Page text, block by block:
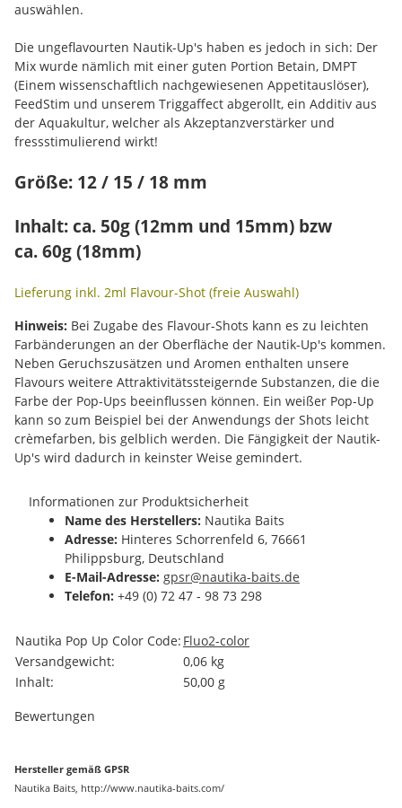
auswählen.
Die ungeflavourten Nautik-Up's haben es jedoch in sich: Der
Mix wurde nämlich mit einer guten Portion Betain, DMPT
(Einem wissenschaftlich nachgewiesenen Appetitauslöser),
FeedStim und unserem Triggaffect abgerollt, ein Additiv aus
der Aquakultur, welcher als Akzeptanzverstärker und
fressstimulierend wirkt!
Größe: 12 / 15 / 18 mm
Inhalt: ca. 50g (12mm und 15mm) bzw
ca. 60g (18mm)
Lieferung inkl. 2ml Flavour-Shot (freie Auswahl)
Hinweis: Bei Zugabe des Flavour-Shots kann es zu leichten
Farbänderungen an der Oberfläche der Nautik-Up's kommen.
Neben Geruchszusätzen und Aromen enthalten unsere
Flavours weitere Attraktivitätssteigernde Substanzen, die die
Farbe der Pop-Ups beeinflussen können. Ein weißer Pop-Up
kann so zum Beispiel bei der Anwendungs der Shots leicht
crèmefarben, bis gelblich werden. Die Fängigkeit der Nautik-
Up's wird dadurch in keinster Weise gemindert.
Informationen zur Produktsicherheit
Name des Herstellers: Nautika Baits
Adresse: Hinteres Schorrenfeld 6, 76661
Philippsburg, Deutschland
E-Mail-Adresse: gpsr@nautika-baits.de
Telefon: +49 (0) 72 47 - 98 73 298
Produkteigenschaft
Wert
Nautika Pop Up Color Code: Fluo2-color
Versandgewicht:
0,06 kg
Inhalt:
50,00 g
Bewertungen
Hersteller gemäß GPSR
Nautika Baits, http://www.nautika-baits.com/